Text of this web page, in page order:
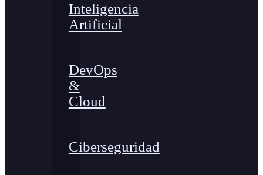
Inteligencia
Artificial
DevOps
&
Cloud
Ciberseguridad